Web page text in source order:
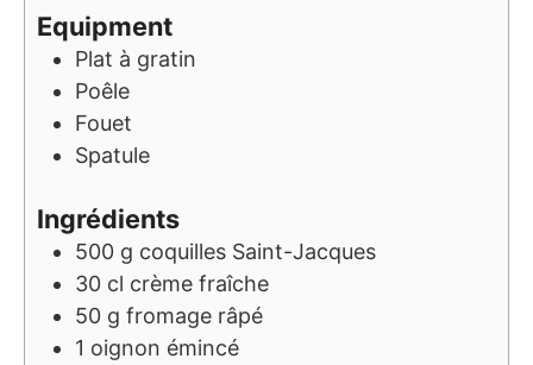
Equipment
Plat à gratin
Poêle
Fouet
Spatule
Ingrédients
500 g coquilles Saint-Jacques
30 cl crème fraîche
50 g fromage râpé
1 oignon émincé